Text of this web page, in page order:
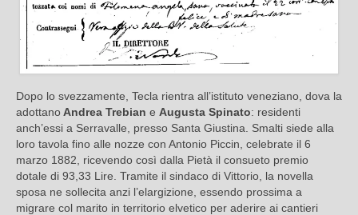
Dopo lo svezzamente, Tecla rientra all’istituto veneziano, dova la
adottano Andrea Trebian e Augusta Spinato: residenti
anch’essi a Serravalle, presso Santa Giustina. Smalti siede alla
loro tavola fino alle nozze con Antonio Piccin, celebrate il 6
marzo 1882, ricevendo così dalla Pietà il consueto premio
dotale di 93,33 Lire. Tramite il sindaco di Vittorio, la novella
sposa ne sollecita anzi l’elargizione, essendo prossima a
migrare col marito in territorio elvetico per aderire ai cantieri